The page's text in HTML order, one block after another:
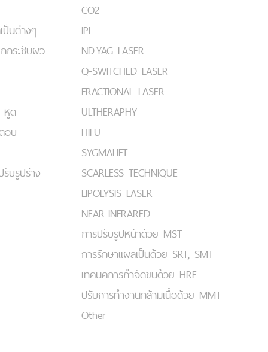
นต่างๆ
ระชับผิว
หูด
อบ
บรูปร่าง
CO2
IPL
ND:YAG LASER
Q-SWITCHED LASER
FRACTIONAL LASER
ULTHERAPHY
HIFU
SYGMALIFT
SCARLESS TECHNIQUE
LIPOLYSIS LASER
NEAR-INFRARED
การปรับรูปหน้าด้วย MST
การรักษาแผลเป็นด้วย SRT, SMT
เทคนิคการกำจัดขนด้วย HRE
ปรับการทำงานกล้ามเนื้อด้วย MMT
Other